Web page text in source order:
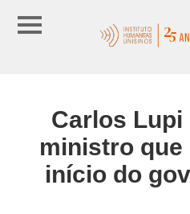
Carlos Lupi
ministro que
início do